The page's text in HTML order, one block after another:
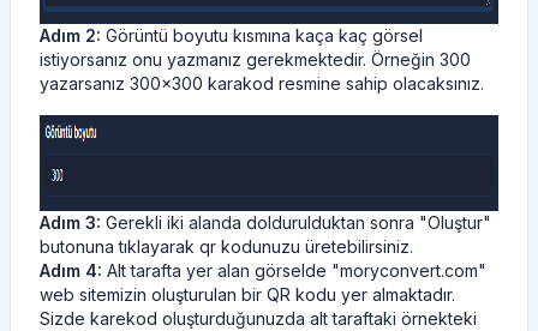
Adım 2: Görüntü boyutu kısmına kaça kaç görsel
istiyorsanız onu yazmanız gerekmektedir. Örneğin 300
yazarsanız 300x300 karakod resmine sahip olacaksınız.
Adım 3: Gerekli iki alanda doldurulduktan sonra "Oluştur"
butonuna tıklayarak qr kodunuzu üretebilirsiniz.
Adım 4: Alt tarafta yer alan görselde "moryconvert.com"
web sitemizin oluşturulan bir QR kodu yer almaktadır.
Sizde karekod oluşturduğunuzda alt taraftaki örnekteki